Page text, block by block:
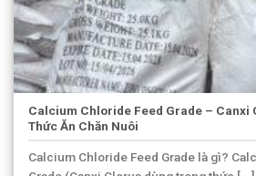
Calcium Chloride Feed Grade – Canxi
Thức Ăn Chăn Nuôi
Calcium Chloride Feed Grade là gì?